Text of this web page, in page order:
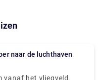
vanaf het vliegveld